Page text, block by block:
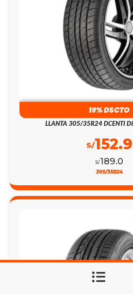
19% DSCTO
LLANTA 305/35R24 DCENTI
S/189.0
S/152.9
305/35R24